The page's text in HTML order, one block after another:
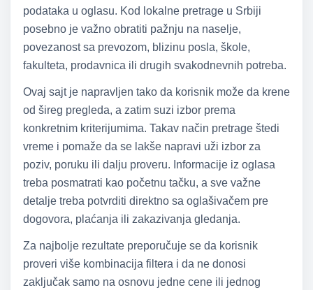
podataka u oglasu. Kod lokalne pretrage u Srbiji
posebno je važno obratiti pažnju na naselje,
povezanost sa prevozom, blizinu posla, škole,
fakulteta, prodavnica ili drugih svakodnevnih potreba.
Ovaj sajt je napravljen tako da korisnik može da krene
od šireg pregleda, a zatim suzi izbor prema
konkretnim kriterijumima. Takav način pretrage štedi
vreme i pomaže da se lakše napravi uži izbor za
poziv, poruku ili dalju proveru. Informacije iz oglasa
treba posmatrati kao početnu tačku, a sve važne
detalje treba potvrditi direktno sa oglašivačem pre
dogovora, plaćanja ili zakazivanja gledanja.
Za najbolje rezultate preporučuje se da korisnik
proveri više kombinacija filtera i da ne donosi
zaključak samo na osnovu jedne cene ili jednog